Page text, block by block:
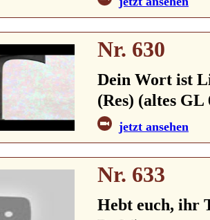
Nr. 630
Dein Wort ist
(Res) (altes GL
jetzt ansehen
Nr. 633
Hebt euch, ihr